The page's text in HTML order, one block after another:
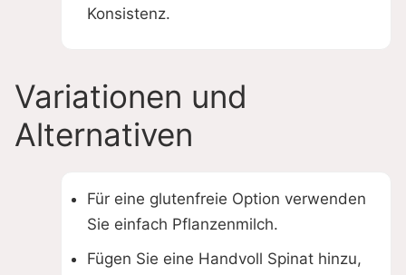
Konsistenz.
Variationen und
Alternativen
Für eine glutenfreie Option verwenden
Sie einfach Pflanzenmilch.
Fügen Sie eine Handvoll Spinat hinzu,